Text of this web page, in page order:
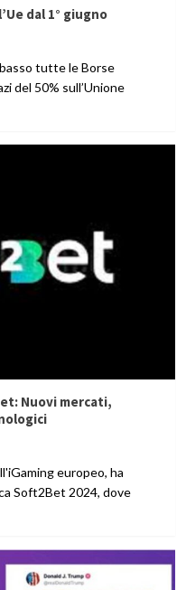
dal 1° giugno
tutte le Borse
del 50% sull’Unione
Nuovi mercati,
europeo, ha
Soft2Bet 2024, dove